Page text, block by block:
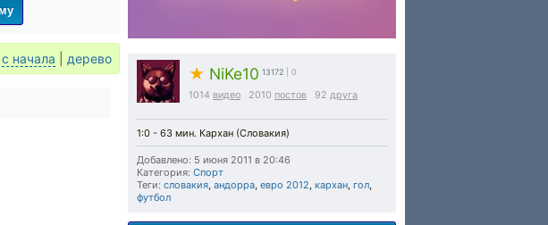
★ NiKe10 13172 | 0
1014 видео 2010 постов 92 друга
1:0 - 63 мин. Кархан (Словакия)
Добавлено: 5 июня 2011 в 20:46
Категория: Спорт
Теги: словакия, андорра, евро 2012, кархан, гол,
футбол
с начала дерево